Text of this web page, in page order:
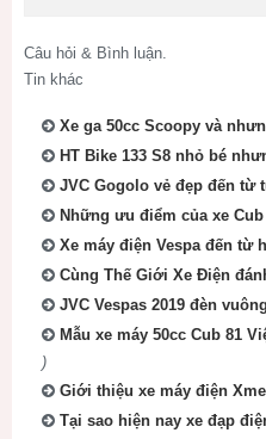
Câu hỏi & Bình luận.
Tin khác
Xe ga 50cc Scoopy và
HT Bike 133 S8 nhỏ bé
JVC Gogolo vẻ đẹp đến từ
Những ưu điểm của xe
Xe máy điện Vespa đến từ
Cùng Thế Giới Xe Điện
JVC Vespas 2019 đèn
Mẫu xe máy 50cc Cub 81
)
Giới thiệu xe máy điện
Tại sao hiện nay xe đạp